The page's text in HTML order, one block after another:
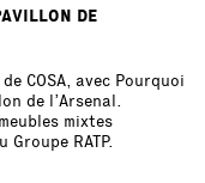
DE
COSA, avec Pourquoi
de l’Arsenal.
mixtes
RATP.